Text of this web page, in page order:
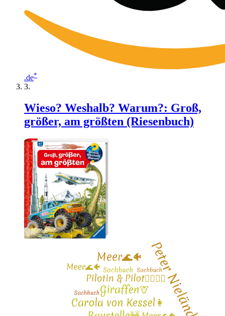
.de*
Wieso? Weshalb? Warum?: Groß,
größer, am größten (Riesenbuch)